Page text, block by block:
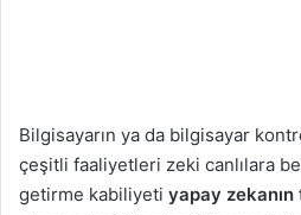
Bilgisayarın ya da bilgisayar
çeşitli faaliyetleri zeki canlılara
getirme kabiliyeti yapay zekanın